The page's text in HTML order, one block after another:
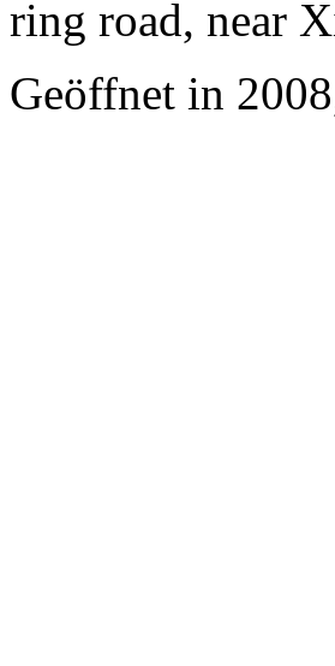
ring road, near
Geöffnet in